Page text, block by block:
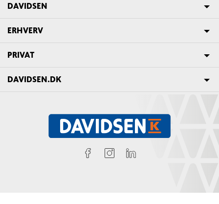
DAVIDSEN
ERHVERV
PRIVAT
DAVIDSEN.DK